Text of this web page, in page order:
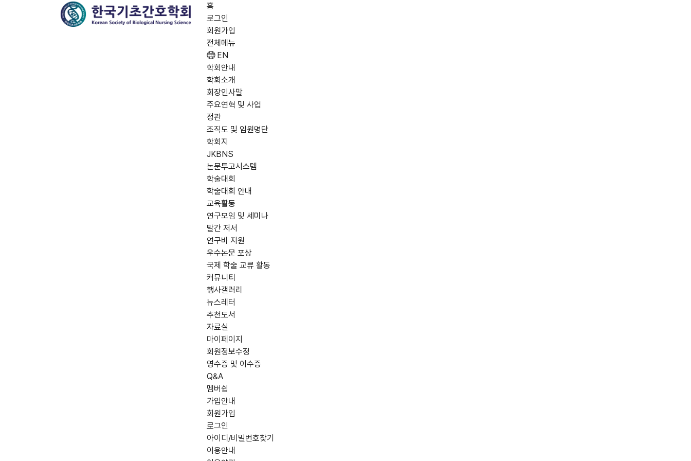
홈
로그인
회원가입
전체메뉴
EN
학회안내
학회소개
회장인사말
주요연혁 및 사업
정관
조직도 및 임원명단
학회지
JKBNS
논문투고시스템
학술대회
학술대회 안내
교육활동
연구모임 및 세미나
발간 저서
연구비 지원
우수논문 포상
국제 학술 교류 활동
커뮤니티
행사갤러리
뉴스레터
추천도서
자료실
마이페이지
회원정보수정
영수증 및 이수증
Q&A
멤버쉽
가입안내
회원가입
로그인
아이디/비밀번호찾기
이용안내